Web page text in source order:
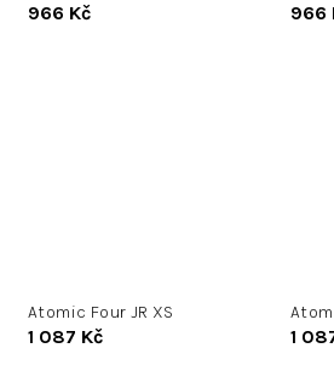
966 Kč 966
Atomic Four JR XS
1 087 Kč 1